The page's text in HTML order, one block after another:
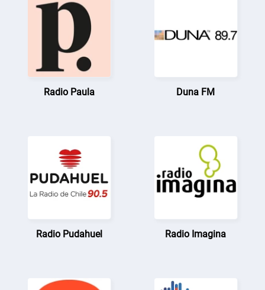
Radio Paula Duna FM
Radio Pudahuel Radio Imagina